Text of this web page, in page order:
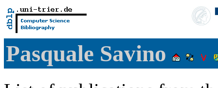
Pasquale Savino